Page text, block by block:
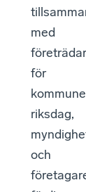
med
för
riksdag,
och